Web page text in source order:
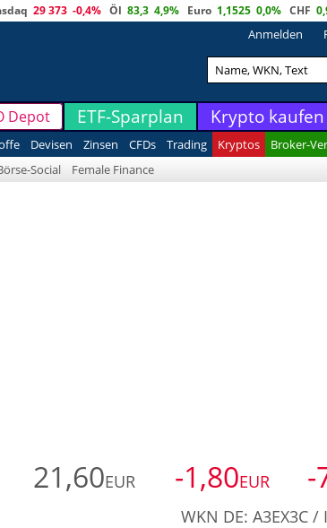
29 373 -0,4% Öl 83,3 4,9% Euro 1,1525 0,0% CHF
Anmelden
Depot ETF-Sparplan Krypto kaufen
Devisen Zinsen CFDs Trading Kryptos Broker-
Social Female Finance
21,60EUR -1,80EUR -
WKN DE: A3EX3C /